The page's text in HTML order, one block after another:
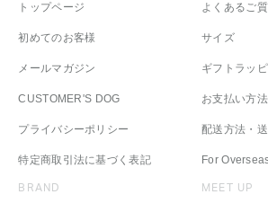
トップページ
初めてのお客様
メールマガジン
CUSTOMER'S DOG
プライバシーポリシー
特定商取引法に基づく表記
よくあるご
サイズ
ギフトラッ
お支払い方
配送方法・
For
BRAND MEET UP